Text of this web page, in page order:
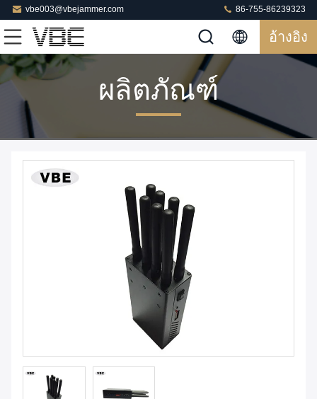
vbe003@vbejammer.com 86-755-86239323
อ้างอิง
ผลิตภัณฑ์